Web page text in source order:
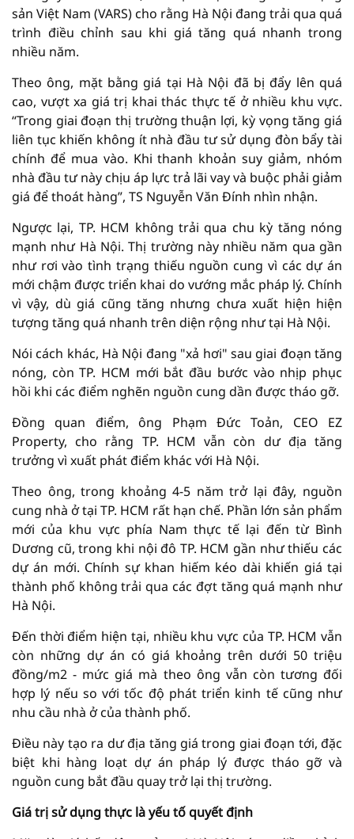
sản Việt Nam (VARS) cho rằng Hà Nội đang trải qua quá
trình điều chỉnh sau khi giá tăng quá nhanh trong
nhiều năm.
Theo ông, mặt bằng giá tại Hà Nội đã bị đẩy lên quá
cao, vượt xa giá trị khai thác thực tế ở nhiều khu vực.
“Trong giai đoạn thị trường thuận lợi, kỳ vọng tăng giá
liên tục khiến không ít nhà đầu tư sử dụng đòn bẩy tài
chính để mua vào. Khi thanh khoản suy giảm, nhóm
nhà đầu tư này chịu áp lực trả lãi vay và buộc phải giảm
giá để thoát hàng”, TS Nguyễn Văn Đính nhìn nhận.
Ngược lại, TP. HCM không trải qua chu kỳ tăng nóng
mạnh như Hà Nội. Thị trường này nhiều năm qua gần
như rơi vào tình trạng thiếu nguồn cung vì các dự án
mới chậm được triển khai do vướng mắc pháp lý. Chính
vì vậy, dù giá cũng tăng nhưng chưa xuất hiện hiện
tượng tăng quá nhanh trên diện rộng như tại Hà Nội.
Nói cách khác, Hà Nội đang "xả hơi" sau giai đoạn tăng
nóng, còn TP. HCM mới bắt đầu bước vào nhịp phục
hồi khi các điểm nghẽn nguồn cung dần được tháo gỡ.
Đồng quan điểm, ông Phạm Đức Toản, CEO EZ
Property, cho rằng TP. HCM vẫn còn dư địa tăng
trưởng vì xuất phát điểm khác với Hà Nội.
Theo ông, trong khoảng 4-5 năm trở lại đây, nguồn
cung nhà ở tại TP. HCM rất hạn chế. Phần lớn sản phẩm
mới của khu vực phía Nam thực tế lại đến từ Bình
Dương cũ, trong khi nội đô TP. HCM gần như thiếu các
dự án mới. Chính sự khan hiếm kéo dài khiến giá tại
thành phố không trải qua các đợt tăng quá mạnh như
Hà Nội.
Đến thời điểm hiện tại, nhiều khu vực của TP. HCM vẫn
còn những dự án có giá khoảng trên dưới 50 triệu
đồng/m2 - mức giá mà theo ông vẫn còn tương đối
hợp lý nếu so với tốc độ phát triển kinh tế cũng như
nhu cầu nhà ở của thành phố.
Điều này tạo ra dư địa tăng giá trong giai đoạn tới, đặc
biệt khi hàng loạt dự án pháp lý được tháo gỡ và
nguồn cung bắt đầu quay trở lại thị trường.
Giá trị sử dụng thực là yếu tố quyết định